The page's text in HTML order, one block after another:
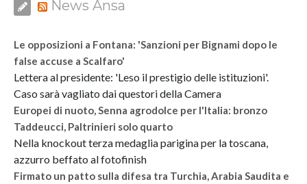
News Ansa
Le opposizioni a Fontana: 'Sanzioni per Bignami dopo le
false accuse a Scalfaro'
Lettera al presidente: 'Leso il prestigio delle istituzioni'.
Caso sarà vagliato dai questori della Camera
Europei di nuoto, Senna agrodolce per l'Italia: bronzo
Taddeucci, Paltrinieri solo quarto
Nella knockout terza medaglia parigina per la toscana,
azzurro beffato al fotofinish
Firmato un patto sulla difesa tra Turchia, Arabia Saudita e